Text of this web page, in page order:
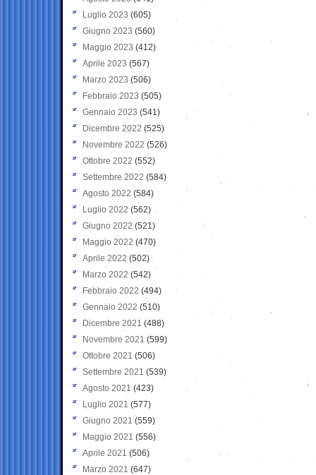
Luglio 2023 (605)
Giugno 2023 (560)
Maggio 2023 (412)
Aprile 2023 (567)
Marzo 2023 (506)
Febbraio 2023 (505)
Gennaio 2023 (541)
Dicembre 2022 (525)
Novembre 2022 (526)
Ottobre 2022 (552)
Settembre 2022 (584)
Agosto 2022 (584)
Luglio 2022 (562)
Giugno 2022 (521)
Maggio 2022 (470)
Aprile 2022 (502)
Marzo 2022 (542)
Febbraio 2022 (494)
Gennaio 2022 (510)
Dicembre 2021 (488)
Novembre 2021 (599)
Ottobre 2021 (506)
Settembre 2021 (539)
Agosto 2021 (423)
Luglio 2021 (577)
Giugno 2021(559)
Maggio 2021 (556)
Aprile 2021 (506)
Marzo 2021 (647)